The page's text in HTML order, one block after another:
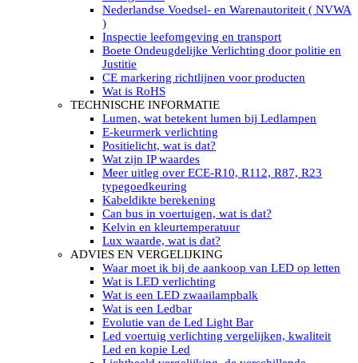
LED’s work werklamp Hybride
Led lichtslang 220 Volt
LED’s work werklamp met statief 220V
LED’s light PRO schijnwerpers 220V
LED High Bay verlichting 220V
Subcategorieën Led werkverlichting
LED SIGNALISATIE
Led Flitsers
Werkverlichting met Led flitsers
Led zwaailampbalk
Led Multi zwaailampbalk
Led flitsbalk compact
Traffic Advisors
Led zwaailicht
Accessoires signalering
Led signalisatie in Subcategorieën
LED KOPLAMPEN GEKEURD
Led koplampen inbouw
Led koplampen opbouw
Led koplampen tractoren
Subcategorieën Led koplampen
LED ZOEKLICHT
Electrische Led zoeklamp Allremote
Electrisch Led zoeklicht Golight
Marinco Roestvrijstaal Led zoeklicht
Elektrisch Led zoeklicht diverse
Led zoeklamp accessoires ALLremote
Nederlandse Voedsel- en Warenautoriteit ( NVWA
)
Inspectie leefomgeving en transport
Boete Ondeugdelijke Verlichting door politie en
Justitie
CE markering richtlijnen voor producten
Wat is RoHS
TECHNISCHE INFORMATIE
Lumen, wat betekent lumen bij Ledlampen
E-keurmerk verlichting
Positielicht, wat is dat?
Wat zijn IP waardes
Meer uitleg over ECE-R10, R112, R87, R23
typegoedkeuring
Kabeldikte berekening
Can bus in voertuigen, wat is dat?
Kelvin en kleurtemperatuur
Lux waarde, wat is dat?
ADVIES EN VERGELIJKING
Waar moet ik bij de aankoop van LED op letten
Wat is LED verlichting
Wat is een LED zwaailampbalk
Wat is een Ledbar
Evolutie van de Led Light Bar
Led voertuig verlichting vergelijken, kwaliteit
Led en kopie Led